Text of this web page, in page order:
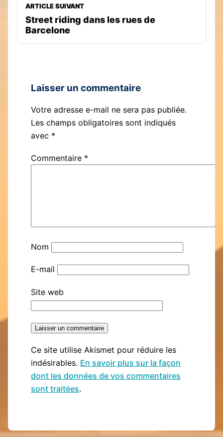
ARTICLE SUIVANT
Street riding dans les rues de
Barcelone
Laisser un commentaire
Votre adresse e-mail ne sera pas publiée.
Les champs obligatoires sont indiqués
avec *
Commentaire *
Nom
E-mail
Site web
Ce site utilise Akismet pour réduire les
indésirables. En savoir plus sur la façon
dont les données de vos commentaires
sont traitées.